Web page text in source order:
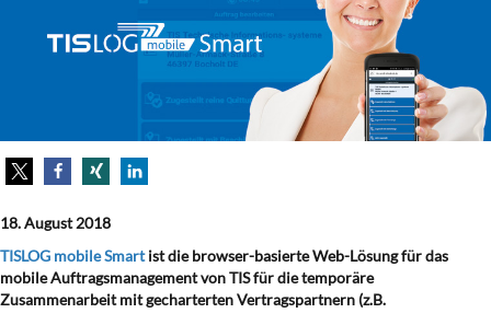
18. August 2018
TISLOG mobile Smartist die browser-basierte Web-Lösung für das
mobile Auftragsmanagement von TIS für die temporäre
Zusammenarbeit mit gecharterten Vertragspartnern (z.B.